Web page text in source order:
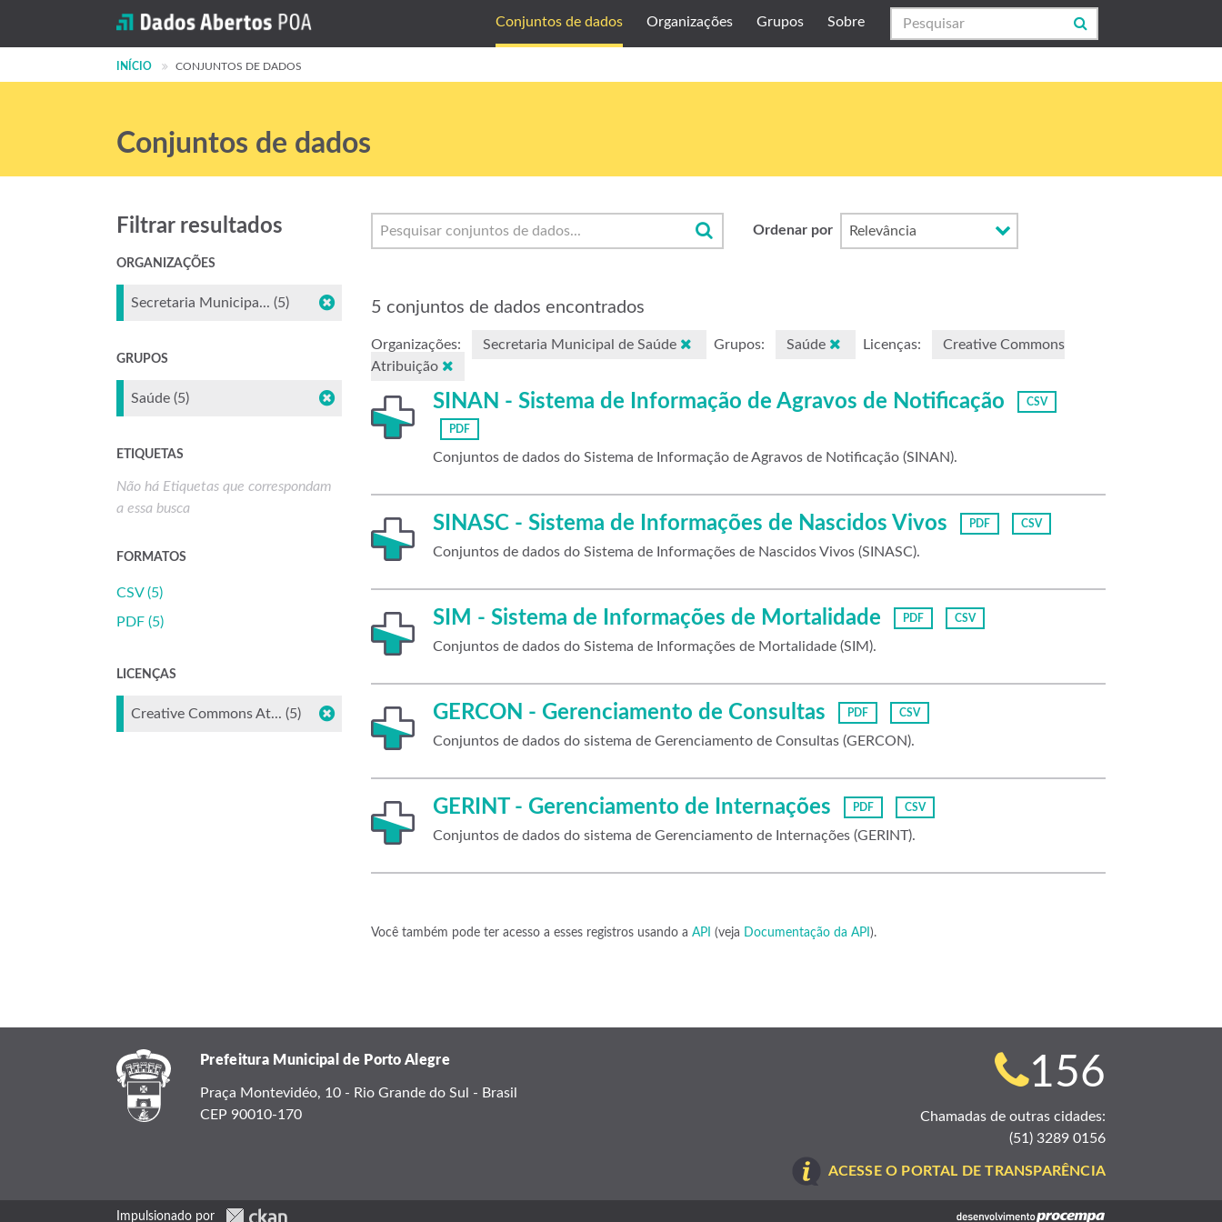
Conjuntos de dados Organizações Grupos Sobre
INÍCIO CONJUNTOS DE DADOS
Conjuntos de dados
Ordenar por
5 conjuntos de dados encontrados
Organizações: Secretaria Municipal de Saúde Grupos: Saúde Licenças:
Creative Commons
Atribuição
SINAN - Sistema de Informação de Agravos de Notificação CSV
PDF
Conjuntos de dados do Sistema de Informação de Agravos de Notificação (SINAN).
SINASC - Sistema de Informações de Nascidos Vivos PDF CSV
Conjuntos de dados do Sistema de Informações de Nascidos Vivos (SINASC).
SIM - Sistema de Informações de Mortalidade PDF CSV
Conjuntos de dados do Sistema de Informações de Mortalidade (SIM).
GERCON - Gerenciamento de Consultas PDF CSV
Conjuntos de dados do sistema de Gerenciamento de Consultas (GERCON).
GERINT - Gerenciamento de Internações PDF CSV
Conjuntos de dados do sistema de Gerenciamento de Internações (GERINT).
Você também pode ter acesso a esses registros usando a API (veja Documentação da API ).
Filtrar resultados
ORGANIZAÇÕES
Secretaria Municipa... (5)
GRUPOS
Saúde (5)
ETIQUETAS
Não há Etiquetas que correspondam
a essa busca
FORMATOS
CSV (5)
PDF (5)
LICENÇAS
Creative Commons At... (5)
Prefeitura Municipal de Porto Alegre
Praça Montevidéo, 10 - Rio Grande do Sul - Brasil
CEP 90010-170
Telefone
para
contato:
156
Chamadas de outras cidades:
(51) 3289 0156
ACESSE O PORTAL DE TRANSPARÊNCIA
Impulsionado por